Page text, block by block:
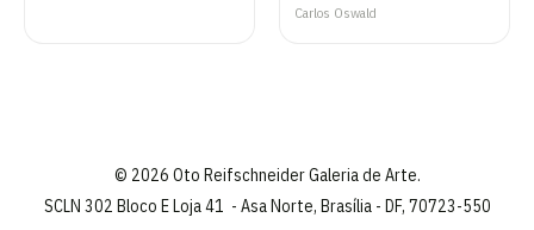
Carlos Oswald
© 2026 Oto Reifschneider Galeria de Arte.
SCLN 302 Bloco E Loja 41 - Asa Norte, Brasília - DF, 70723-550